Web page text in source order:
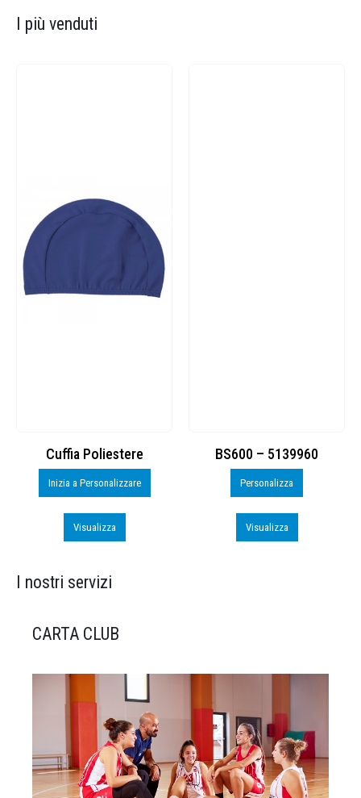
I più venduti
Cuffia Poliestere
Inizia a Personalizzare
Visualizza
BS600 – 5139960
Personalizza
Visualizza
I nostri servizi
CARTA CLUB